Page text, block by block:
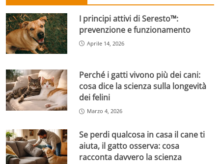
I principi attivi di Seresto™:
prevenzione e funzionamento
Aprile 14, 2026
Perché i gatti vivono più dei cani:
cosa dice la scienza sulla longevità
dei felini
Marzo 4, 2026
Se perdi qualcosa in casa il cane ti
aiuta, il gatto osserva: cosa
racconta davvero la scienza